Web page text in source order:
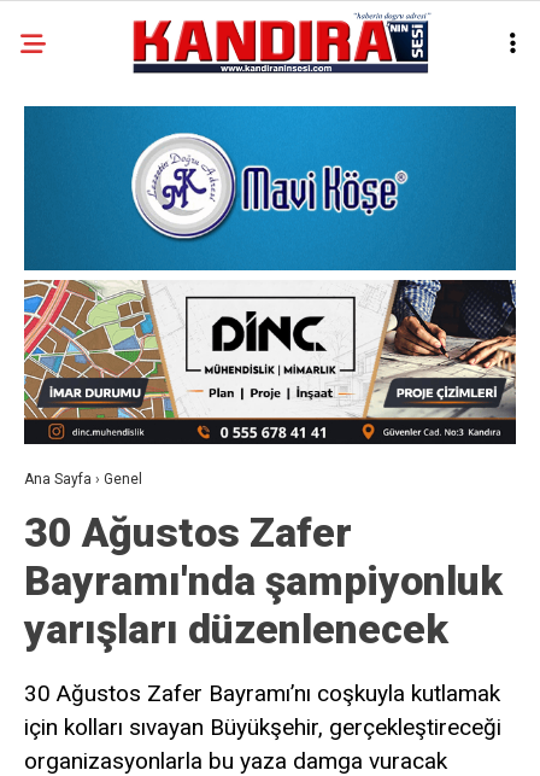
Ana Sayfa › Genel
30 Ağustos Zafer
Bayramı'nda şampiyonluk
yarışları düzenlenecek
30 Ağustos Zafer Bayramı’nı coşkuyla kutlamak
için kolları sıvayan Büyükşehir, gerçekleştireceği
organizasyonlarla bu yaza damga vuracak